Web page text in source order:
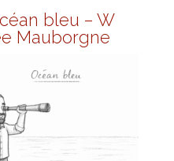
bleu – W
Mauborgne